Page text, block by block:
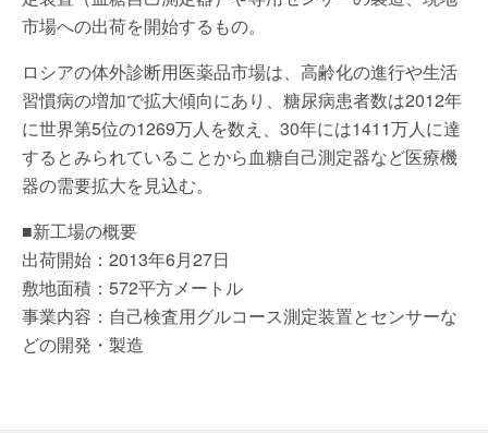
市場への出荷を開始するもの。
ロシアの体外診断用医薬品市場は、高齢化の進行や生活
習慣病の増加で拡大傾向にあり、糖尿病患者数は2012年
に世界第5位の1269万人を数え、30年には1411万人に達
するとみられていることから血糖自己測定器など医療機
器の需要拡大を見込む。
■新工場の概要
出荷開始：2013年6月27日
敷地面積：572平方メートル
事業内容：自己検査用グルコース測定装置とセンサーな
どの開発・製造